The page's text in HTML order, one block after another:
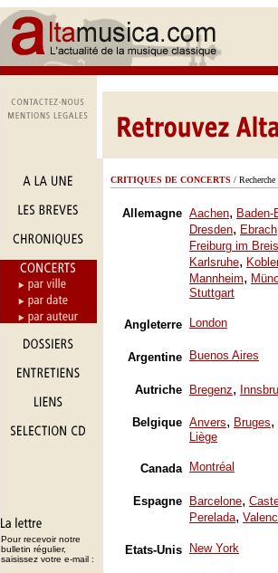
Pour recevoir notre
bulletin régulier,
saisissez votre e-mail :
CRITIQUES DE CONCERTS /
Allemagne Aachen, Baden-
Dresden, Ebrach
Freiburg im
Karlsruhe,
Mannheim,
Stuttgart
Angleterre London
Argentine Buenos Aires
Autriche Bregenz,
Belgique Anvers, Bruges,
Liège
Canada Montréal
Espagne Barcelone,
Perelada,
Etats-Unis New York